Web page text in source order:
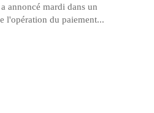
annoncé mardi dans un
l'opération du paiement...